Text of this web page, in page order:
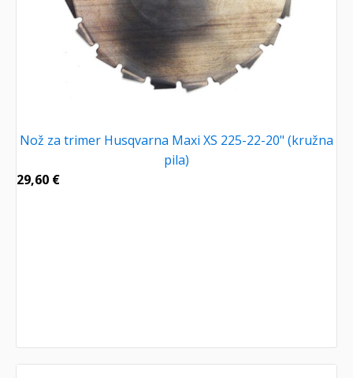
Nož za trimer Husqvarna Maxi XS 225-22-20" (kružna
pila)
29,60 €